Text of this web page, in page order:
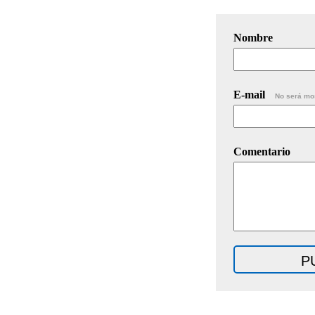
Nombre
E-mail No será
Comentario